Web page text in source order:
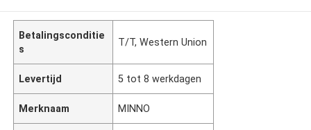
Betalingsconditie
s
T/T, Western Union
Levertijd 5 tot 8 werkdagen
Merknaam MINNO